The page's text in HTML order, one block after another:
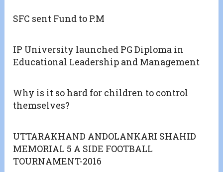
SFC sent Fund to P.M
IP University launched PG Diploma in
Educational Leadership and Management
Why is it so hard for children to control
themselves?
UTTARAKHAND ANDOLANKARI SHAHID
MEMORIAL 5 A SIDE FOOTBALL
TOURNAMENT-2016